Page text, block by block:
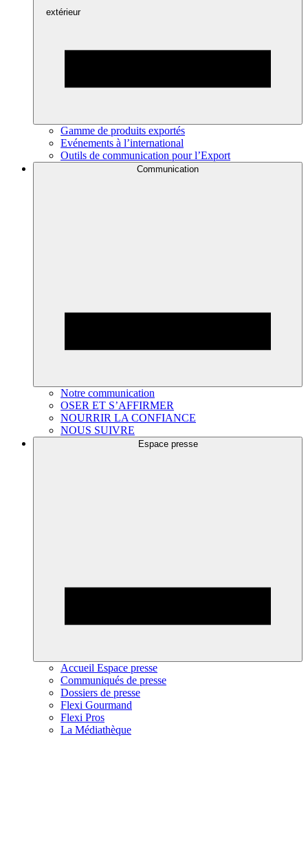
extérieur
Gamme de produits exportés
Evénements à l’international
Outils de communication pour l’Export
Communication
Notre communication
OSER ET S’AFFIRMER
NOURRIR LA CONFIANCE
NOUS SUIVRE
Espace presse
Accueil Espace presse
Communiqués de presse
Dossiers de presse
Flexi Gourmand
Flexi Pros
La Médiathèque